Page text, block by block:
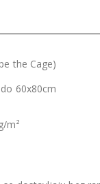
the Cage)
60x80cm
m²